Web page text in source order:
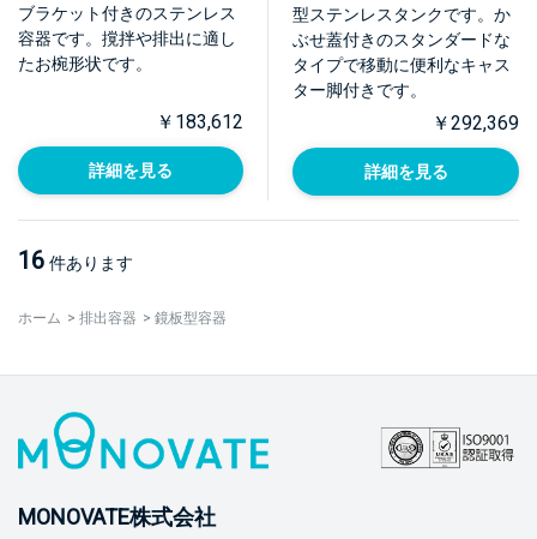
ブラケット付きのステンレス
容器です。撹拌や排出に適し
たお椀形状です。
￥183,612
詳細を見る
型ステンレスタンクです。か
ぶせ蓋付きのスタンダードな
タイプで移動に便利なキャス
ター脚付きです。
￥292,369
詳細を見る
16 件あります
ホーム > 排出容器 > 鏡板型容器
MONOVATE株式会社